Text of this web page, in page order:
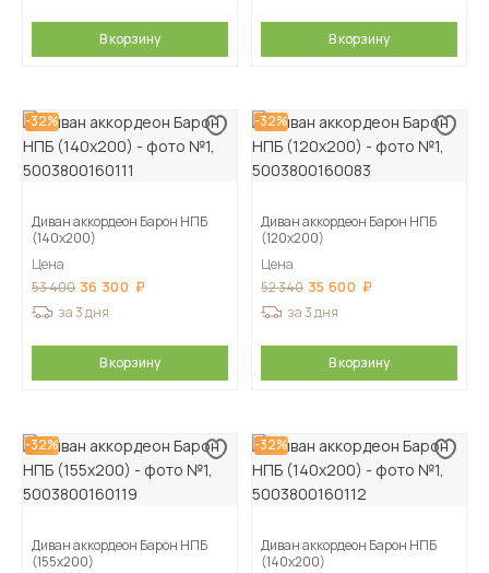
В корзину В корзину
-32%
Диван аккордеон Барон НПБ
(140х200)
Цена
53 400 36 300
за 3 дня
В корзину
-32%
Диван аккордеон Барон НПБ
(120х200)
Цена
52 340 35 600
за 3 дня
В корзину
-32%
Диван аккордеон Барон НПБ
(155х200)
-32%
Диван аккордеон Барон НПБ
(140х200)